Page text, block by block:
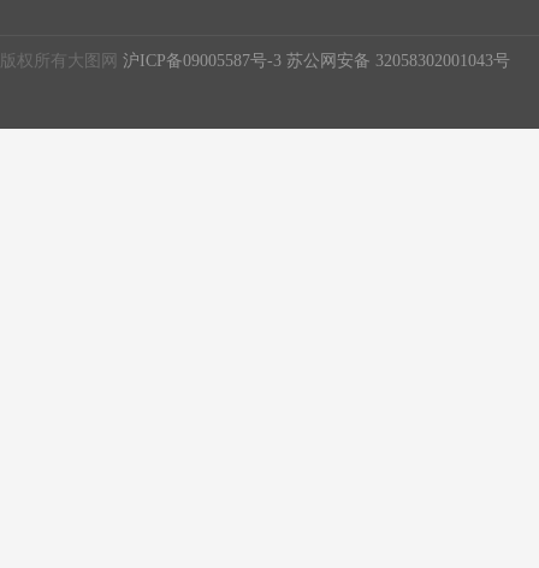
版权所有大图网 沪ICP备09005587号-3 苏公网安备 32058302001043号